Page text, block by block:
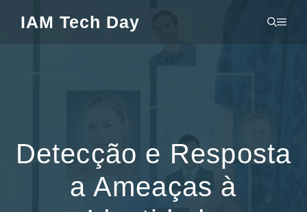
paraIAM Tech Day
Detecção e Resposta
a Ameaças à